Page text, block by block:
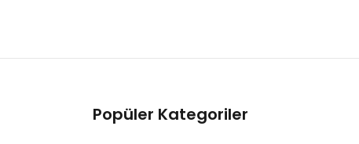
Popüler Kategoriler